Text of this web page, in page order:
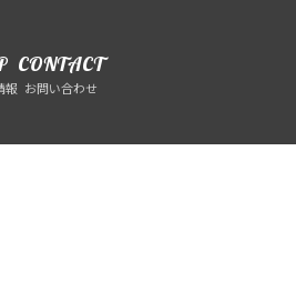
報
CONTACT
お問い合わせ